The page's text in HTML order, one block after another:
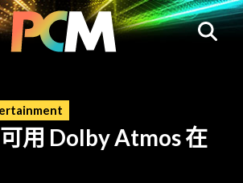
用 Dolby Atmos 在